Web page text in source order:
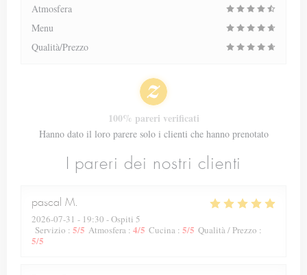
I pareri dei nostri clienti
pascal M
2026-07-31 - 19:30 - Ospiti 5
Servizio : 5/5 Atmosfera : 4/5 Cucina : 5/5 Qualità / Prezzo :
5/5
Atmosfera
Menu
Qualità/Prezzo
100% pareri verificati
Hanno dato il loro parere solo i clienti che hanno prenotato